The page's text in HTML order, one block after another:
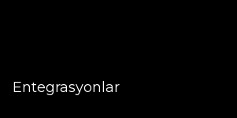
Entegrasyonlar